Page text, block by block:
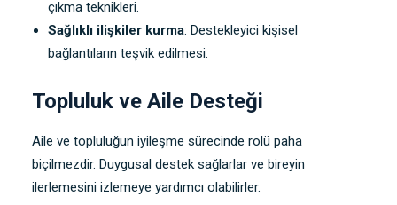
çıkma teknikleri.
Sağlıklı ilişkiler kurma: Destekleyici kişisel
bağlantıların teşvik edilmesi.
Topluluk ve Aile Desteği
Aile ve topluluğun iyileşme sürecinde rolü paha
biçilmezdir. Duygusal destek sağlarlar ve bireyin
ilerlemesini izlemeye yardımcı olabilirler.